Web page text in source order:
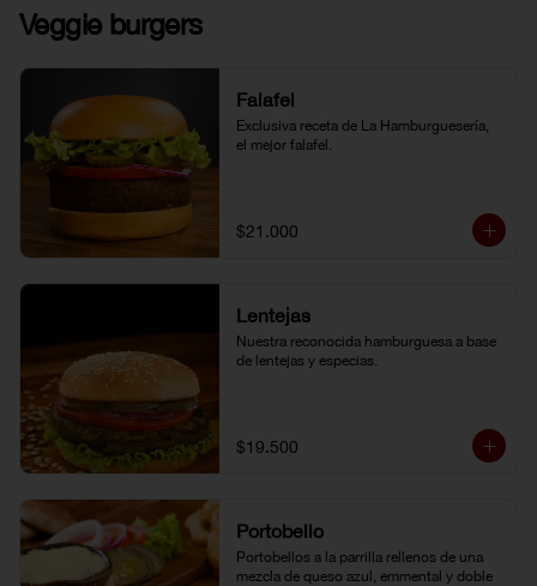
Veggie burgers
Falafel
Exclusiva receta de La Hamburguesería,
el mejor falafel.
$21.000
Lentejas
Nuestra reconocida hamburguesa a base
de lentejas y especias.
$19.500
Portobello
Portobellos a la parrilla rellenos de una
mezcla de queso azul, emmental y doble